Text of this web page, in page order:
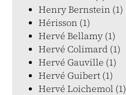
Henry Bernstein (1)
Hérisson (1)
Hervé Bellamy (1)
Hervé Colimard (1)
Hervé Gauville (1)
Hervé Guibert (1)
Hervé Loichemol (1)